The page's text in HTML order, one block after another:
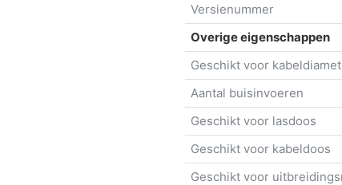
Versienummer
Overige eigenschappen
Geschikt voor
Aantal buisinvoeren
Geschikt voor lasdoos
Geschikt voor kabeldoos
Geschikt voor